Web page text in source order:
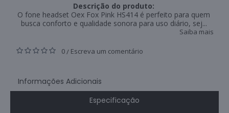
Descrição do produto:
O fone headset Oex Fox Pink HS414 é perfeito para quem
busca conforto e qualidade sonora para uso diário, sej...
Saiba mais
0 / Escreva um comentário
Informações Adicionais
Especificação